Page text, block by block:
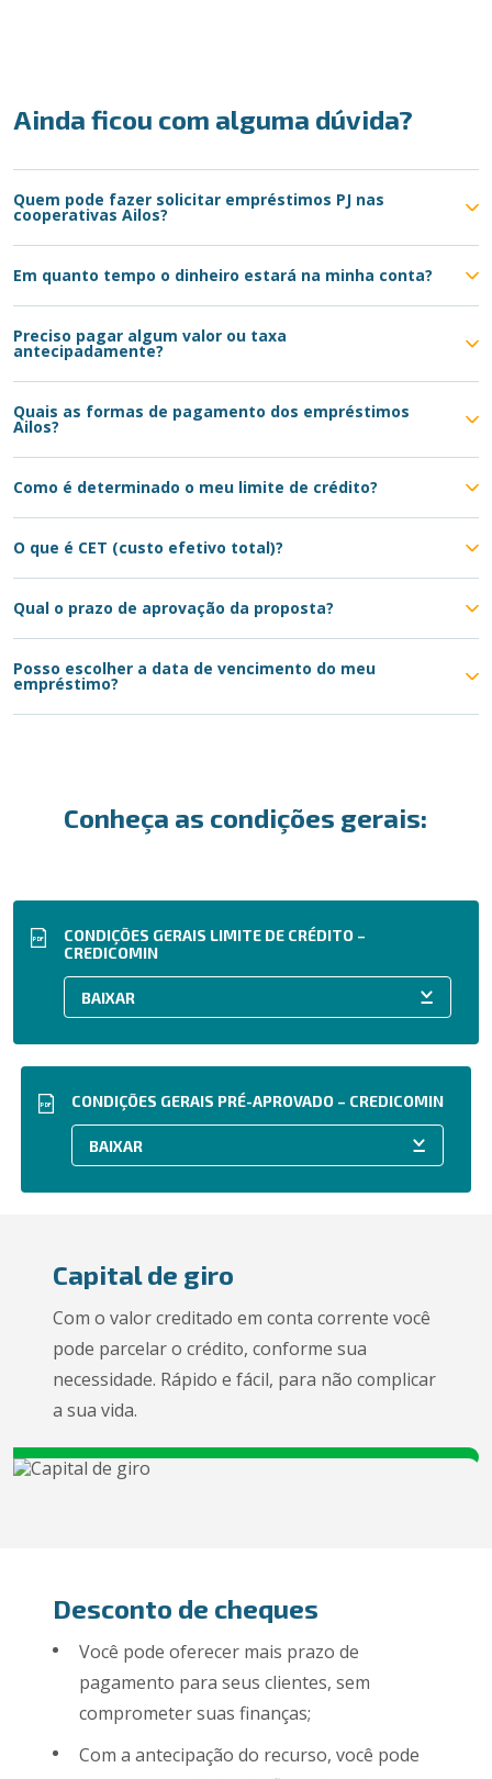
Ainda ficou com alguma dúvida?
Quem pode fazer solicitar empréstimos PJ nas
cooperativas Ailos?
Em quanto tempo o dinheiro estará na minha conta?
Preciso pagar algum valor ou taxa
antecipadamente?
Quais as formas de pagamento dos empréstimos
Ailos?
Como é determinado o meu limite de crédito?
O que é CET (custo efetivo total)?
Qual o prazo de aprovação da proposta?
Posso escolher a data de vencimento do meu
empréstimo?
Conheça as condições gerais:
CONDIÇÕES GERAIS LIMITE DE CRÉDITO –
CREDICOMIN
PDF
CONDIÇÕES GERAIS PRÉ-APROVADO – CREDICOMIN
PDF
Capital de giro
Com o valor creditado em conta corrente você
pode parcelar o crédito, conforme sua
necessidade. Rápido e fácil, para não complicar
a sua vida.
Desconto de cheques
Você pode oferecer mais prazo de
pagamento para seus clientes, sem
comprometer suas finanças;
Com a antecipação do recurso, você pode